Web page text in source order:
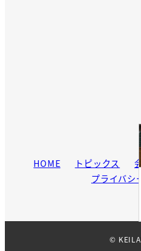
HOME トピックス
プライバシ
©